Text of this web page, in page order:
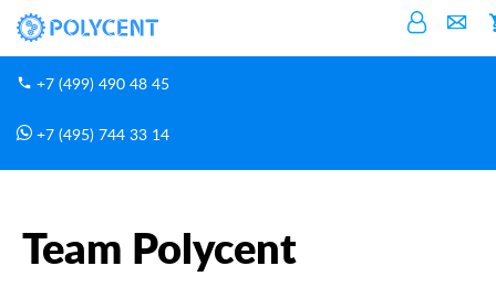
+7 (499) 490 48 45
+7 (495) 744 33 14
Team Polycent выигрывает Московский этап WRO
Team Polycent